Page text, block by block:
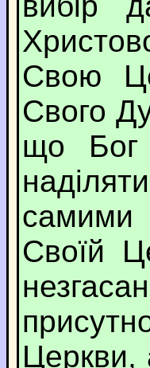
Свою
Свого
що Бог
самими
Своїй
Церкви,